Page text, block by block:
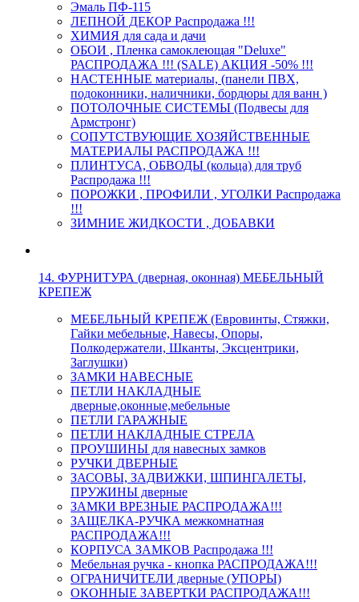
Эмаль ПФ-115
ЛЕПНОЙ ДЕКОР Распродажа !!!
ХИМИЯ для сада и дачи
ОБОИ , Пленка самоклеющая "Deluxe"
РАСПРОДАЖА !!! (SALE) АКЦИЯ -50% !!!
НАСТЕННЫЕ материалы, (панели ПВХ,
подоконники, наличники, бордюры для ванн )
ПОТОЛОЧНЫЕ СИСТЕМЫ (Подвесы для
Армстронг)
СОПУТСТВУЮЩИЕ ХОЗЯЙСТВЕННЫЕ
МАТЕРИАЛЫ РАСПРОДАЖА !!!
ПЛИНТУСА, ОБВОДЫ (кольца) для труб
Распродажа !!!
ПОРОЖКИ , ПРОФИЛИ , УГОЛКИ Распродажа
!!!
ЗИМНИЕ ЖИДКОСТИ , ДОБАВКИ
14. ФУРНИТУРА (дверная, оконная) МЕБЕЛЬНЫЙ
КРЕПЕЖ
МЕБЕЛЬНЫЙ КРЕПЕЖ (Евровинты, Стяжки,
Гайки мебельные, Навесы, Опоры,
Полкодержатели, Шканты, Эксцентрики,
Заглушки)
ЗАМКИ НАВЕСНЫЕ
ПЕТЛИ НАКЛАДНЫЕ
дверные,оконные,мебельные
ПЕТЛИ ГАРАЖНЫЕ
ПЕТЛИ НАКЛАДНЫЕ СТРЕЛА
ПРОУШИНЫ для навесных замков
РУЧКИ ДВЕРНЫЕ
ЗАСОВЫ, ЗАДВИЖКИ, ШПИНГАЛЕТЫ,
ПРУЖИНЫ дверные
ЗАМКИ ВРЕЗНЫЕ РАСПРОДАЖА!!!
ЗАЩЕЛКА-РУЧКА межкомнатная
РАСПРОДАЖА!!!
КОРПУСА ЗАМКОВ Распродажа !!!
Мебельная ручка - кнопка РАСПРОДАЖА!!!
ОГРАНИЧИТЕЛИ дверные (УПОРЫ)
ОКОННЫЕ ЗАВЕРТКИ РАСПРОДАЖА!!!